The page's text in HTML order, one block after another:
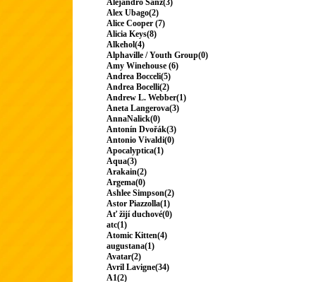
Alejandro Sanz(3)
Alex Ubago(2)
Alice Cooper (7)
Alicia Keys(8)
Alkehol(4)
Alphaville / Youth Group(0)
Amy Winehouse (6)
Andrea Bocceli(5)
Andrea Bocelli(2)
Andrew L. Webber(1)
Aneta Langerova(3)
AnnaNalick(0)
Antonín Dvořák(3)
Antonio Vivaldi(0)
Apocalyptica(1)
Aqua(3)
Arakain(2)
Argema(0)
Ashlee Simpson(2)
Astor Piazzolla(1)
Ať žijí duchové(0)
atc(1)
Atomic Kitten(4)
augustana(1)
Avatar(2)
Avril Lavigne(34)
A1(2)